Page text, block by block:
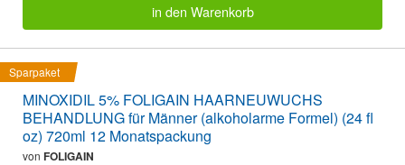
in den Warenkorb
Sparpaket
MINOXIDIL 5% FOLIGAIN HAARNEUWUCHS
BEHANDLUNG für Männer (alkoholarme Formel) (24 fl
oz) 720ml 12 Monatspackung
von FOLIGAIN